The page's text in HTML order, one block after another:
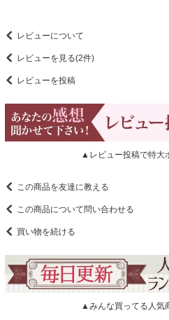
レビューについて
レビューを見る(2件)
レビューを投稿
▲レビュー投稿で特大
この商品を友達に教える
この商品について問い合わせる
買い物を続ける
▲みんな買ってる人気